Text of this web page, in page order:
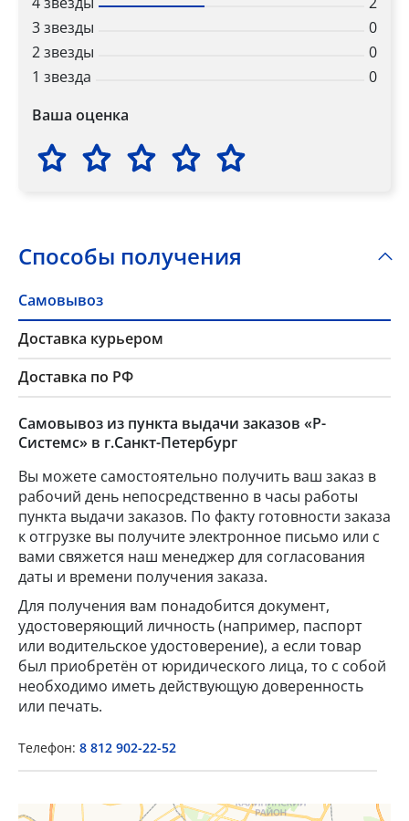
3 звезды
0
2 звезды
0
1 звезда
0
Ваша оценка
Способы получения
Самовывоз
Доставка курьером
Доставка по РФ
Самовывоз из пункта выдачи заказов «Р-
Системс» в г.Санкт-Петербург
Вы можете самостоятельно получить ваш заказ в
рабочий день непосредственно в часы работы
пункта выдачи заказов. По факту готовности заказа
к отгрузке вы получите электронное письмо или с
вами свяжется наш менеджер для согласования
даты и времени получения заказа.
Для получения вам понадобится документ,
удостоверяющий личность (например, паспорт
или водительское удостоверение), а если товар
был приобретён от юридического лица, то с собой
необходимо иметь действующую доверенность
или печать.
Телефон: 8 812 902-22-52
Popup Title
×